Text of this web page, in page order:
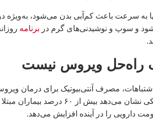
و سوپ و نوشیدنی‌های گرم در برنامه
راه‌حل ویروس نیست
اشتباهات، مصرف آنتی‌بیوتیک برای درمان
گزارش‌های پزشکی نشان
دارویی را در آینده افزایش می‌دهد.